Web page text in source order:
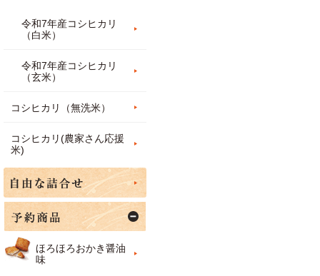
令和7年産コシヒカリ
（白米）
令和7年産コシヒカリ
（玄米）
コシヒカリ（無洗米）
コシヒカリ(農家さん応援
米)
ほろほろおかき醤油
味